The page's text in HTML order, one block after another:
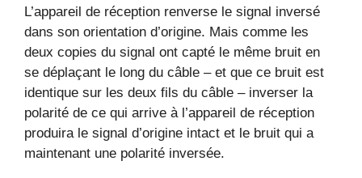
L’appareil de réception renverse le signal inversé
dans son orientation d’origine. Mais comme les
deux copies du signal ont capté le même bruit en
se déplaçant le long du câble – et que ce bruit est
identique sur les deux fils du câble – inverser la
polarité de ce qui arrive à l’appareil de réception
produira le signal d’origine intact et le bruit qui a
maintenant une polarité inversée.